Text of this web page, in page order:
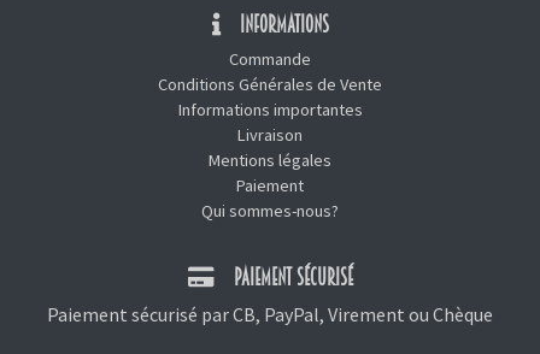
INFORMATIONS
Commande
Conditions Générales de Vente
Informations importantes
Livraison
Mentions légales
Paiement
Qui sommes-nous?
PAIEMENT SÉCURISÉ
Paiement sécurisé par CB, PayPal, Virement ou Chèque